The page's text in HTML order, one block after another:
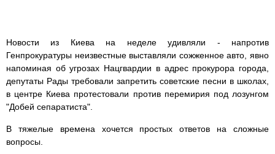
Новости из Киева на неделе удивляли - напротив
Генпрокуратуры неизвестные выставляли сожженное авто, явно
напоминая об угрозах Нацгвардии в адрес прокурора города,
депутаты Рады требовали запретить советские песни в школах,
в центре Киева протестовали против перемирия под лозунгом
"Добей сепаратиста".
В тяжелые времена хочется простых ответов на сложные
вопросы.